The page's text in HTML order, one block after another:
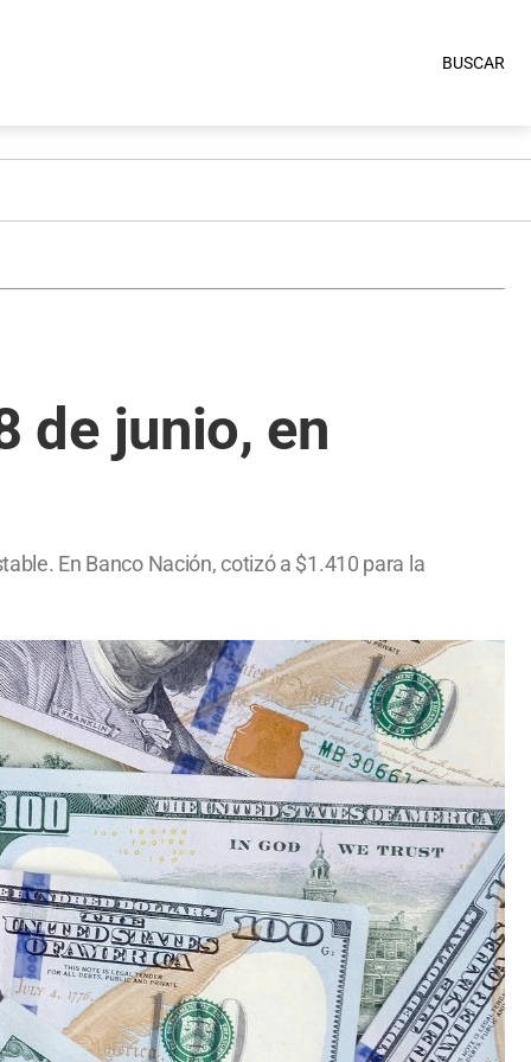
BUSCAR
de junio, en
En Banco Nación, cotizó a $1.410 para la